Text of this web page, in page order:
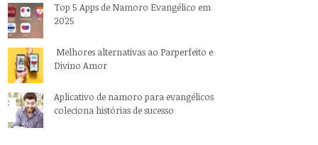
Top 5 Apps de Namoro Evangélico em
2025
Melhores alternativas ao Parperfeito e
Divino Amor
Aplicativo de namoro para evangélicos
coleciona histórias de sucesso